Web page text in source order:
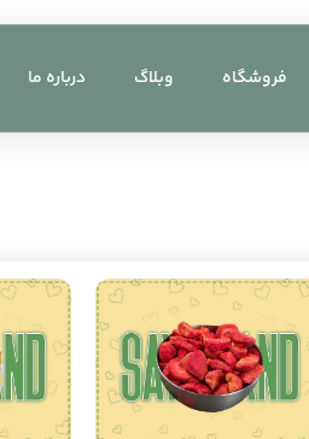
فروشگاه وبلاگ درباره ما